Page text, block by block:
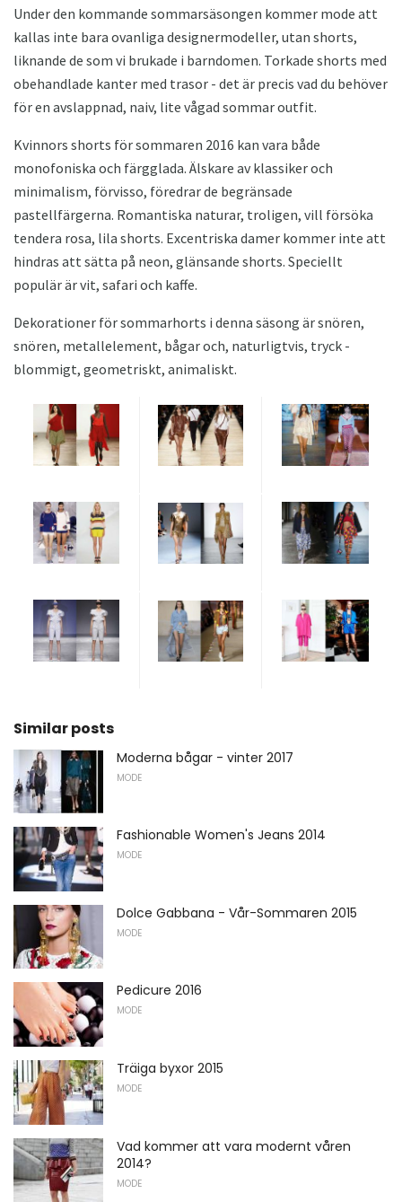
Under den kommande sommarsäsongen kommer mode att
kallas inte bara ovanliga designermodeller, utan shorts,
liknande de som vi brukade i barndomen. Torkade shorts med
obehandlade kanter med trasor - det är precis vad du behöver
för en avslappnad, naiv, lite vågad sommar outfit.
Kvinnors shorts för sommaren 2016 kan vara både
monofoniska och färgglada. Älskare av klassiker och
minimalism, förvisso, föredrar de begränsade
pastellfärgerna. Romantiska naturar, troligen, vill försöka
tendera rosa, lila shorts. Excentriska damer kommer inte att
hindras att sätta på neon, glänsande shorts. Speciellt
populär är vit, safari och kaffe.
Dekorationer för sommarhorts i denna säsong är snören,
snören, metallelement, bågar och, naturligtvis, tryck -
blommigt, geometriskt, animaliskt.
Similar posts
Moderna bågar - vinter 2017
MODE
Fashionable Women's Jeans 2014
MODE
Dolce Gabbana - Vår-Sommaren 2015
MODE
Pedicure 2016
MODE
Träiga byxor 2015
MODE
Vad kommer att vara modernt våren
2014?
MODE